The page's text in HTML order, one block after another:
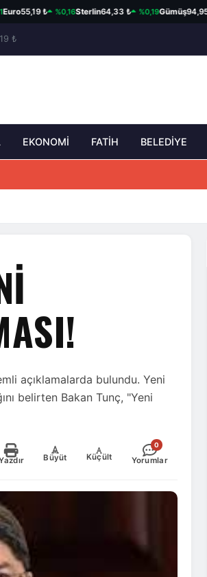
55,19 ₺ %0,16 Sterlin64,33 ₺ %0,19 Gümüş94,95 ₺/gr
₺
EKONOMİ FATİH BELEDİYE
açıklamalarda bulundu. Yeni
belirten Bakan Tunç, "Yeni
+
Büyüt
-
Küçült
0
Yorumlar